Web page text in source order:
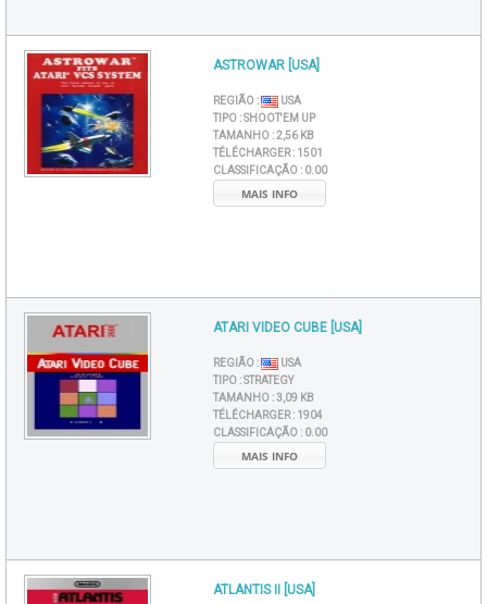
ASTROWAR [USA]
REGIÃO :
USA
TIPO :SHOOT'EM UP
TAMANHO :2,56 KB
TÉLÉCHARGER : 1501
CLASSIFICAÇÃO : 0.00
MAIS INFO
ATARI VIDEO CUBE [USA]
REGIÃO :
USA
TIPO :STRATEGY
TAMANHO :3,09 KB
TÉLÉCHARGER : 1904
CLASSIFICAÇÃO : 0.00
MAIS INFO
ATLANTIS II [USA]